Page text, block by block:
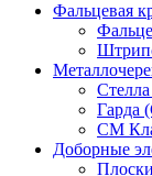
Фальцевая
Гарда
СМ
Доборные